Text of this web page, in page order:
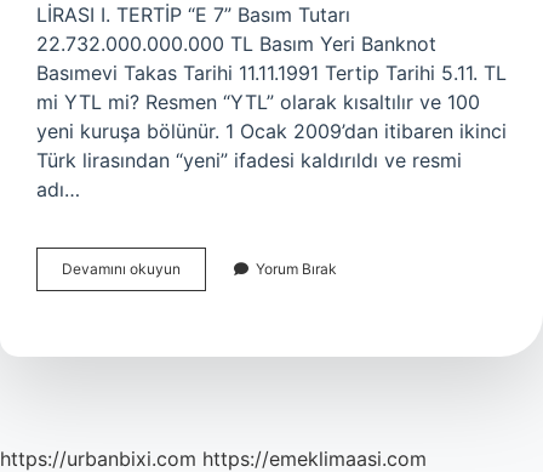
LİRASI I. TERTİP “E 7” Basım Tutarı
22.732.000.000.000 TL Basım Yeri Banknot
Basımevi Takas Tarihi 11.11.1991 Tertip Tarihi 5.11. TL
mi YTL mi? Resmen “YTL” olarak kısaltılır ve 100
yeni kuruşa bölünür. 1 Ocak 2009’dan itibaren ikinci
Türk lirasından “yeni” ifadesi kaldırıldı ve resmi
adı…
Devamını okuyun Türkiyenin
Para
Yorum Bırak
https://urbanbixi.com https://emeklimaasi.com